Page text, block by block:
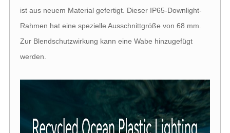
ist aus neuem Material gefertigt. Dieser IP65-Downlight-
Rahmen hat eine spezielle Ausschnittgröße von 68 mm.
Zur Blendschutzwirkung kann eine Wabe hinzugefügt
werden.